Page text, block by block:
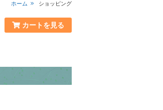
ホーム ショッピング